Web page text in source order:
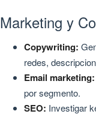
Marketing y
Copywriting:
redes,
Email marketing:
por segmento.
SEO: Investigar